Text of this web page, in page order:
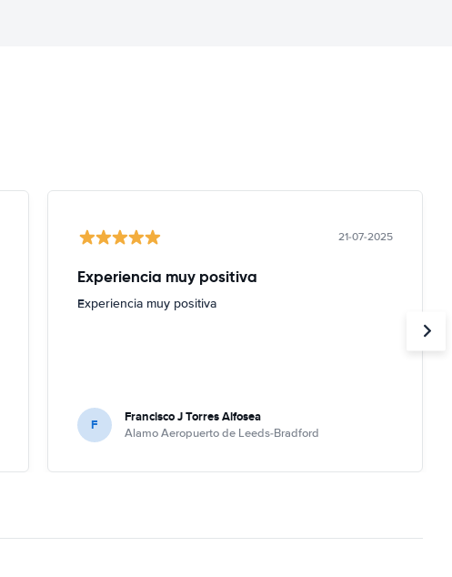
21-07-2025
Experiencia muy positiva
Experiencia muy positiva
F Francisco J Torres Alfosea
Alamo Aeropuerto de Leeds-Bradford